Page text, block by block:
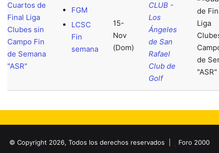
Cuartos de
Final Liga
Clubes sin
Campo Fin
de Semana
"ASR"
FGM
LCSC
Fin
semana
15-
Nov
(Dom)
CLUB -
Los
Ángeles
de San
Rafael
Club de
Golf
© Copyright 2026, Todos los derechos reservados | Foro 2000